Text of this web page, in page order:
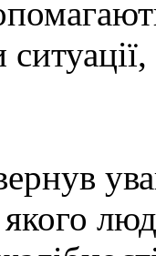
якого